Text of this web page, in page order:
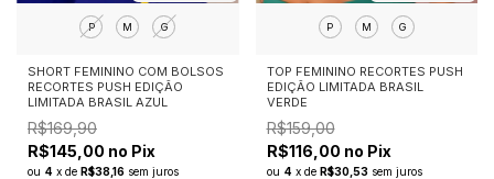
P M G
SHORT FEMININO COM BOLSOS
RECORTES PUSH EDIÇÃO
LIMITADA BRASIL AZUL
R$169,90
R$145,00 no Pix
ou 4 x de R$38,16 sem juros
P M G
TOP FEMININO RECORTES PUSH
EDIÇÃO LIMITADA BRASIL
VERDE
R$159,00
R$116,00 no Pix
ou 4 x de R$30,53 sem juros